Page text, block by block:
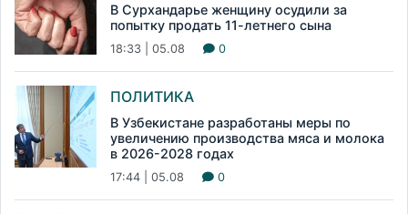
В Сурхандарье женщину осудили за
попытку продать 11-летнего сына
18:33 | 05.08 0
ПОЛИТИКА
В Узбекистане разработаны меры по
увеличению производства мяса и молока
в 2026-2028 годах
17:44 | 05.08 0